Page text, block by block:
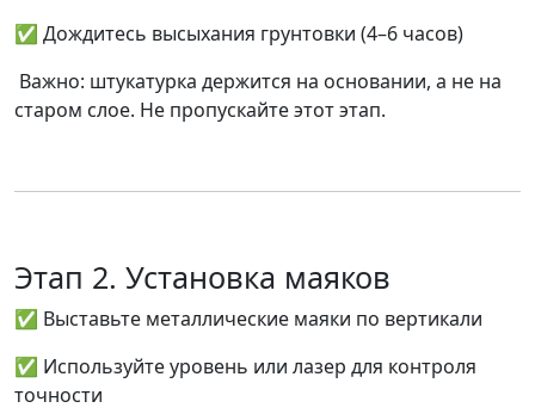
✅ Дождитесь высыхания грунтовки (4–6 часов)
Важно: штукатурка держится на основании, а не на
старом слое. Не пропускайте этот этап.
Этап 2. Установка маяков
✅ Выставьте металлические маяки по вертикали
✅ Используйте уровень или лазер для контроля
точности